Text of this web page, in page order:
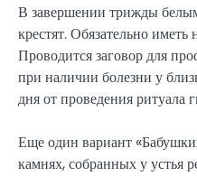
В завершении трижды
крестят. Обязательно
Проводится заговор для
при наличии болезни у
дня от проведения ритуала
Еще один вариант
камнях, собранных у устья